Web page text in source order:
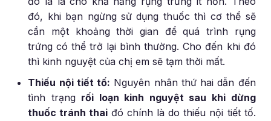
đó, khi bạn ngừng sử dụng thuốc thì cơ thể sẽ
cần một khoảng thời gian để quá trình rụng
trứng có thể trở lại bình thường. Cho đến khi đó
thì kinh nguyệt của chị em sẽ tạm thời mất.
Thiếu nội tiết tố: Nguyên nhân thứ hai dẫn đến
tình trạng rối loạn kinh nguyệt sau khi dừng
thuốc tránh thai đó chính là do thiếu nội tiết tố.